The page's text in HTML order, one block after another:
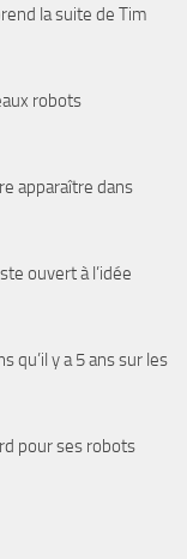
la suite de Tim
robots
apparaître dans
ouvert à l’idée
qu’il y a 5 ans sur les
pour ses robots